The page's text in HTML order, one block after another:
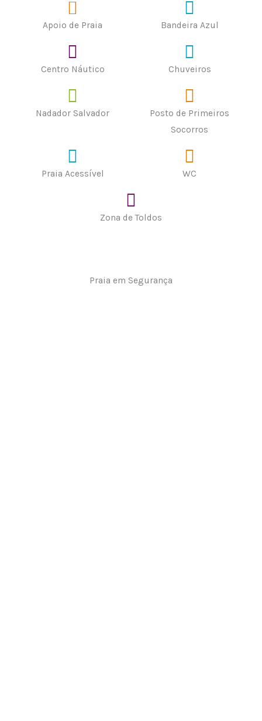
Apoio de Praia Bandeira Azul
Centro Náutico Chuveiros
Nadador Salvador
Posto de Primeiros
Socorros
Praia Acessível WC
Zona de Toldos
Praia em Segurança